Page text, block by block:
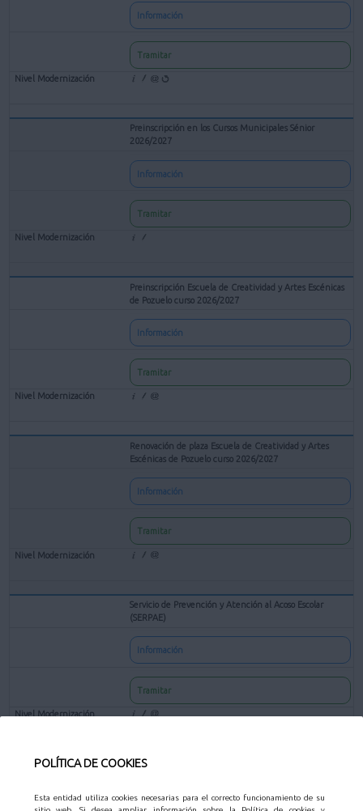
POLÍTICA DE COOKIES
Esta entidad utiliza cookies necesarias para el correcto funcionamiento de su
Información
Tramitar
Preinscripción en los Cursos Municipales Sénior
2026/2027
Información
Tramitar
Preinscripción Escuela de Creatividad y Artes Escénicas
de Pozuelo curso 2026/2027
Información
Tramitar
Renovación de plaza Escuela de Creatividad y Artes
Escénicas de Pozuelo curso 2026/2027
Información
Tramitar
Servicio de Prevención y Atención al Acoso Escolar
(SERPAE)
Información
Tramitar
Solicitud de preinscripción para Centros Escolares en las